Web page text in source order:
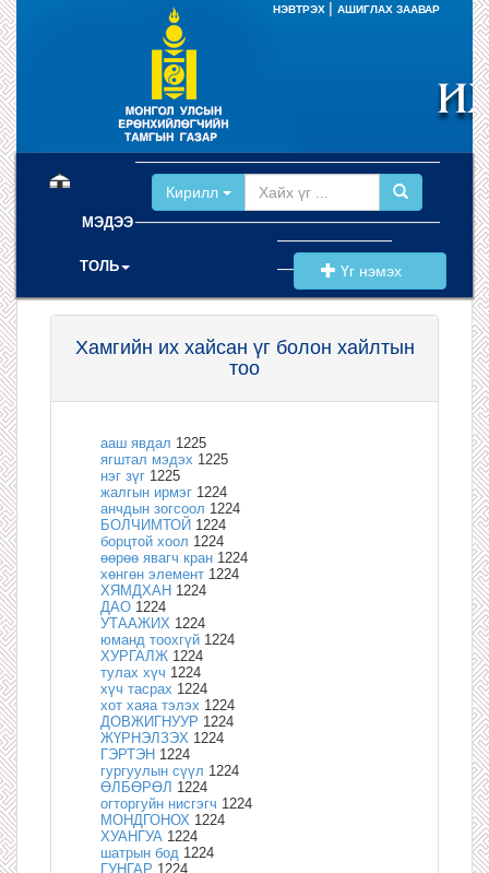
НЭВТРЭХ АШИГЛАХ ЗААВАР
МЭДЭЭ
ТОЛЬ
Кирилл
Үг нэмэх
Хамгийн их хайсан үг болон хайлтын
тоо
ааш явдал 1225
ягштал мэдэх 1225
нэг зүг 1225
жалгын ирмэг 1224
анчдын зогсоол 1224
БОЛЧИМТОЙ 1224
борцтой хоол 1224
өөрөө явагч кран 1224
хөнгөн элемент 1224
ХЯМДХАН 1224
ДАО 1224
УТААЖИХ 1224
юманд тоохгүй 1224
ХУРГАЛЖ 1224
тулах хүч 1224
хүч тасрах 1224
хот хаяа тэлэх 1224
ДОВЖИГНУУР 1224
ЖҮРНЭЛЗЭХ 1224
ГЭРТЭН 1224
гургуулын сүүл 1224
ӨЛБӨРӨЛ 1224
огторгуйн нисгэгч 1224
МОНДГОНОХ 1224
ХУАНГУА 1224
шатрын бод 1224
ГУНГАР 1224